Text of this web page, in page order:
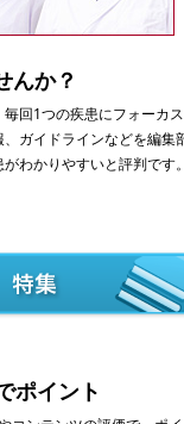
んか？
回1つの疾患にフォーカ
ガイドラインなどを編集
わかりやすいと評判です。
ポイント